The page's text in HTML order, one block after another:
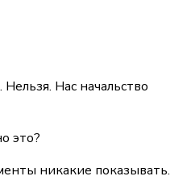
Нас начальство
это?
никакие показывать.